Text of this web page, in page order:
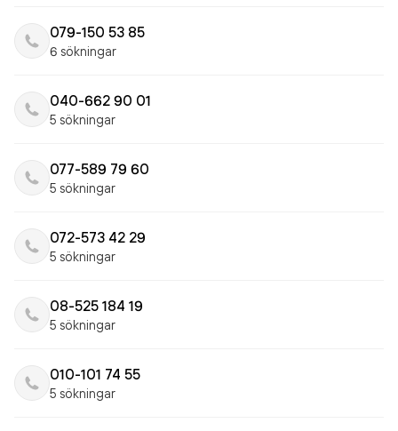
079-150 53 85
6 sökningar
040-662 90 01
5 sökningar
077-589 79 60
5 sökningar
072-573 42 29
5 sökningar
08-525 184 19
5 sökningar
010-101 74 55
5 sökningar